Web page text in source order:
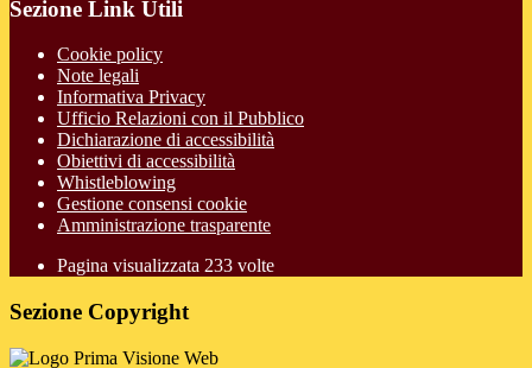
Sezione Link Utili
Cookie policy
Note legali
Informativa Privacy
Ufficio Relazioni con il Pubblico
Dichiarazione di accessibilità
Obiettivi di accessibilità
Whistleblowing
Gestione consensi cookie
Amministrazione trasparente
Pagina visualizzata 233 volte
Sezione Copyright